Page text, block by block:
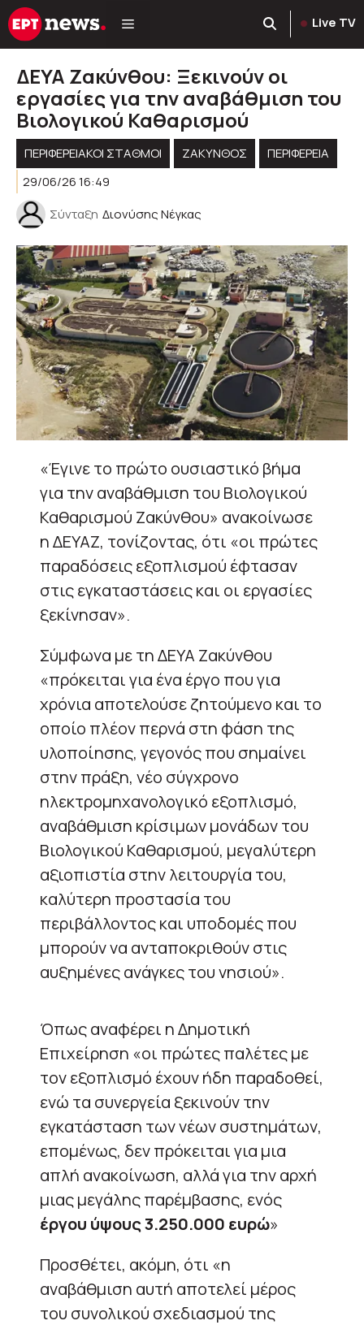
Μετάβαση
σε
Live TV
ΔΕΥΑ Ζακύνθου: Ξεκινούν οι
εργασίες για την αναβάθμιση του
Βιολογικού Καθαρισμού
ΠΕΡΙΦΕΡΕΙΑΚΟΊ ΣΤΑΘΜΟΊ ΖΑΚΥΝΘΟΣ
ΠΕΡΙΦΈΡΕΙΑ
29/06/26 16:49
Σύνταξη Διονύσης Νέγκας
«Έγινε το πρώτο ουσιαστικό βήμα
για την αναβάθμιση του Βιολογικού
Καθαρισμού Ζακύνθου» ανακοίνωσε
η ΔΕΥΑΖ, τονίζοντας, ότι «οι πρώτες
παραδόσεις εξοπλισμού έφτασαν
στις εγκαταστάσεις και οι εργασίες
ξεκίνησαν».
Σύμφωνα με τη ΔΕΥΑ Ζακύνθου
«πρόκειται για ένα έργο που για
χρόνια αποτελούσε ζητούμενο και το
οποίο πλέον περνά στη φάση της
υλοποίησης, γεγονός που σημαίνει
στην πράξη, νέο σύγχρονο
ηλεκτρομηχανολογικό εξοπλισμό,
αναβάθμιση κρίσιμων μονάδων του
Βιολογικού Καθαρισμού, μεγαλύτερη
αξιοπιστία στην λειτουργία του,
καλύτερη προστασία του
περιβάλλοντος και υποδομές που
μπορούν να ανταποκριθούν στις
αυξημένες ανάγκες του νησιού».
Όπως αναφέρει η Δημοτική
Επιχείρηση «οι πρώτες παλέτες με
τον εξοπλισμό έχουν ήδη παραδοθεί,
ενώ τα συνεργεία ξεκινούν την
εγκατάσταση των νέων συστημάτων,
επομένως, δεν πρόκειται για μια
απλή ανακοίνωση, αλλά για την αρχή
μιας μεγάλης παρέμβασης, ενός
έργου ύψους 3.250.000 ευρώ»
Προσθέτει, ακόμη, ότι «η
αναβάθμιση αυτή αποτελεί μέρος
του συνολικού σχεδιασμού της